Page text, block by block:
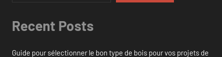
Recent Posts
Guide pour sélectionner le bon type de bois pour vos projets de